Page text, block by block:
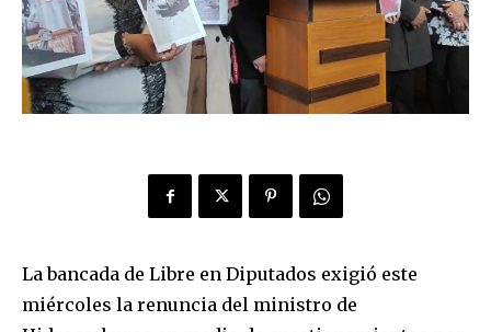
La bancada de Libre en Diputados exigió este
miércoles la renuncia del ministro de